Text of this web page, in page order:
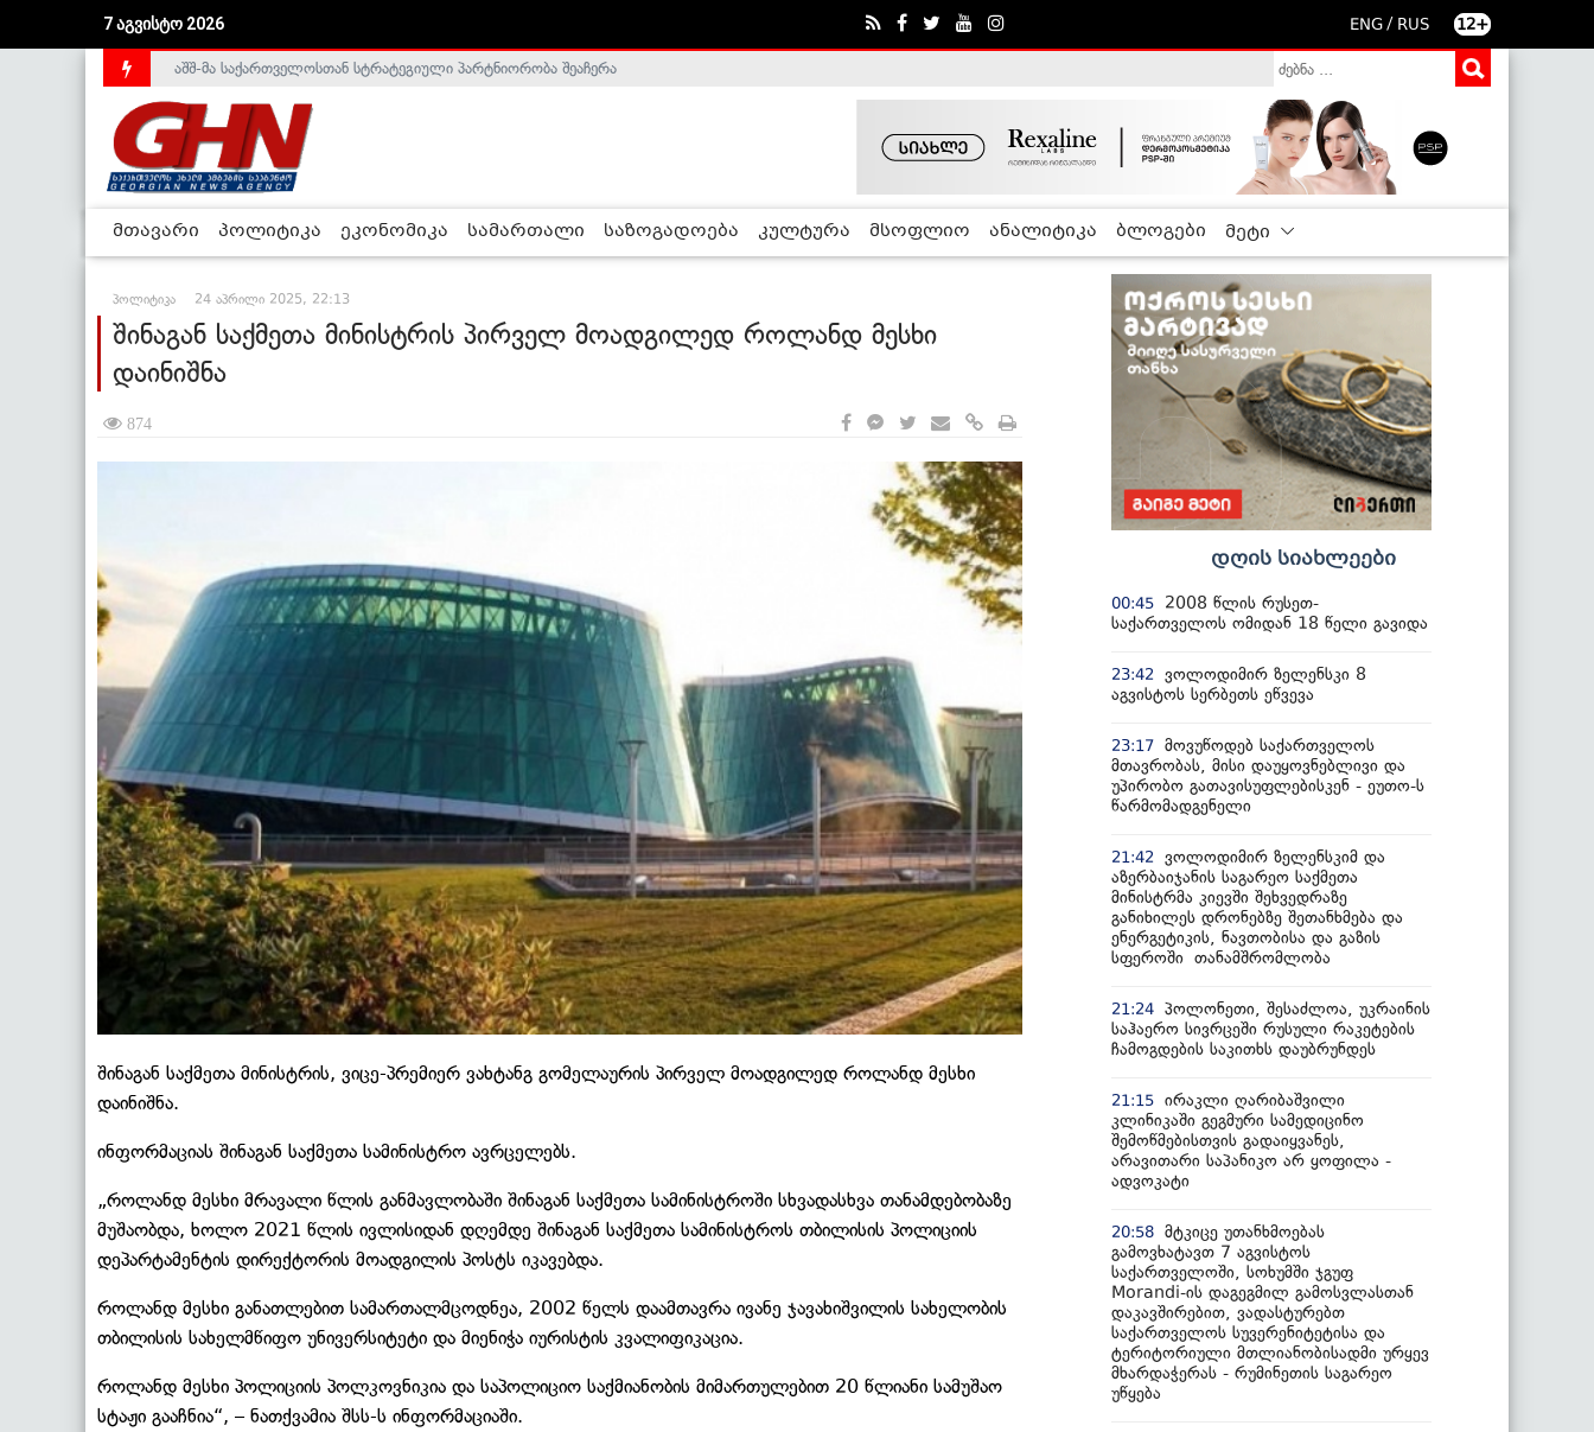
7 აგვისტო 2026 ENG / RUS 12+
საქართველოს დე-ფაქტო მთავრობა არალეგიტიმურია - ჰელსინკის კომისია
მთავარი პოლიტიკა ეკონომიკა სამართალი საზოგადოება კულტურა მსოფლიო ანალიტიკა ბლოგები მეტი
პოლიტიკა 24 აპრილი 2025, 22:13
შინაგან საქმეთა მინისტრის პირველ მოადგილედ როლანდ მესხი
დაინიშნა
874
შინაგან საქმეთა მინისტრის, ვიცე-პრემიერ ვახტანგ გომელაურის პირველ მოადგილედ როლანდ მესხი
დაინიშნა.
ინფორმაციას შინაგან საქმეთა სამინისტრო ავრცელებს.
„როლანდ მესხი მრავალი წლის განმავლობაში შინაგან საქმეთა სამინისტროში სხვადასხვა თანამდებობაზე
მუშაობდა, ხოლო 2021 წლის ივლისიდან დღემდე შინაგან საქმეთა სამინისტროს თბილისის პოლიციის
დეპარტამენტის დირექტორის მოადგილის პოსტს იკავებდა.
როლანდ მესხი განათლებით სამართალმცოდნეა, 2002 წელს დაამთავრა ივანე ჯავახიშვილის სახელობის
თბილისის სახელმწიფო უნივერსიტეტი და მიენიჭა იურისტის კვალიფიკაცია.
როლანდ მესხი პოლიციის პოლკოვნიკია და საპოლიციო საქმიანობის მიმართულებით 20 წლიანი სამუშაო
სტაჟი გააჩნია“, – ნათქვამია შსს-ს ინფორმაციაში.
დღის სიახლეები
00:45
2008 წლის რუსეთ-
საქართველოს ომიდან 18 წელი გავიდა
23:42
ვოლოდიმირ ზელენსკი 8
აგვისტოს სერბეთს ეწვევა
23:17 მოვუწოდებ საქართველოს
მთავრობას, მისი დაუყოვნებლივი და
უპირობო გათავისუფლებისკენ - ეუთო-ს
წარმომადგენელი
21:42
ვოლოდიმირ ზელენსკიმ და
აზერბაიჯანის საგარეო საქმეთა
მინისტრმა კიევში შეხვედრაზე
განიხილეს დრონებზე შეთანხმება და
ენერგეტიკის, ნავთობისა და გაზის
სფეროში თანამშრომლობა
21:24 პოლონეთი, შესაძლოა, უკრაინის
საჰაერო სივრცეში რუსული რაკეტების
ჩამოგდების საკითხს დაუბრუნდეს
21:15 ირაკლი ღარიბაშვილი
კლინიკაში გეგმური სამედიცინო
შემოწმებისთვის გადაიყვანეს,
არავითარი საპანიკო არ ყოფილა -
ადვოკატი
20:58 მტკიცე უთანხმოებას
გამოვხატავთ 7 აგვისტოს
საქართველოში, სოხუმში ჯგუფ
Morandi-ის დაგეგმილ გამოსვლასთან
დაკავშირებით, ვადასტურებთ
საქართველოს სუვერენიტეტისა და
ტერიტორიული მთლიანობისადმი ურყევ
მხარდაჭერას - რუმინეთის საგარეო
უწყება